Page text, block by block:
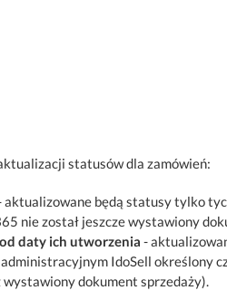
statusów dla zamówień:
aktualizowane będą statusy tylko
nie został jeszcze wystawiony
daty ich utworzenia -
IdoSell określony
wystawiony dokument sprzedaży).